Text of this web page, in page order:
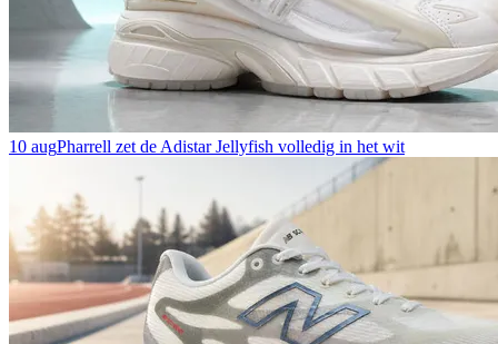
10 augPharrell zet de Adistar Jellyfish volledig in het wit